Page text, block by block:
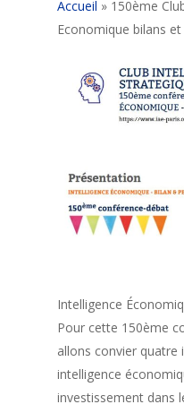
Accueil » 150ème
Economique bilans
Intelligence
Pour cette 150ème
allons convier quatre
intelligence
investissement dans